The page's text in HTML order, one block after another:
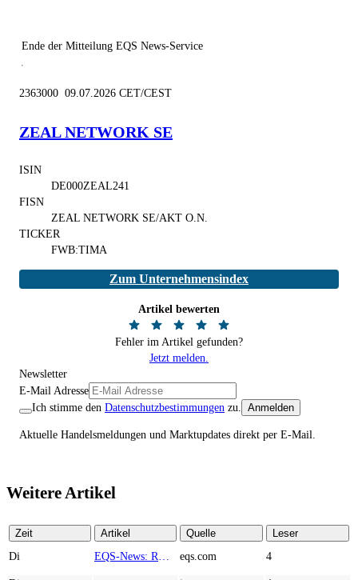
Ende der Mitteilung EQS News-Service
2363000 09.07.2026 CET/CEST
ZEAL NETWORK SE
ISIN
DE000ZEAL241
FISN
ZEAL NETWORK SE/AKT O.N.
TICKER
FWB:TIMA
Zum Unternehmensindex
Artikel bewerten
Fehler im Artikel gefunden?
Jetzt melden.
Newsletter
E-Mail Adresse
Ich stimme den Datenschutzbestimmungen zu. Anmelden
Aktuelle Handelsmeldungen und Marktupdates direkt per E-Mail.
Weitere Artikel
Zeit Artikel Quelle
Leser
Di
eqs.com 4